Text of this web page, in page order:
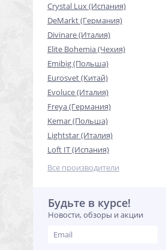
Crystal Lux (Испания)
DeMarkt (Германия)
Divinare (Италия)
Elite Bohemia (Чехия)
Emibig (Польша)
Eurosvet (Китай)
Evoluce (Италия)
Freya (Германия)
Kemar (Польша)
Lightstar (Италия)
Loft IT (Испания)
Все производители
Будьте в курсе!
Новости, обзоры и акции